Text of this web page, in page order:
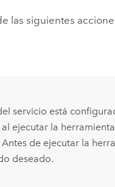
las siguientes
servicio está
ejecutar la
de ejecutar la
deseado.